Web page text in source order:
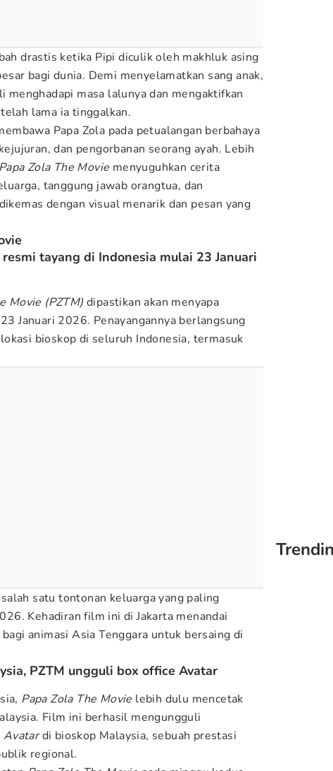
drastis ketika Pipi diculik oleh makhluk asing
bagi dunia. Demi menyelamatkan sang anak,
menghadapi masa lalunya dan mengaktifkan
lama ia tinggalkan.
Papa Zola pada petualangan berbahaya
dan pengorbanan seorang ayah. Lebih
Papa Zola The Movie menyuguhkan cerita
tanggung jawab orangtua, dan
dengan visual menarik dan pesan yang
tayang di Indonesia mulai 23 Januari
Movie (PZTM) dipastikan akan menyapa
Januari 2026. Penayangannya berlangsung
bioskop di seluruh Indonesia, termasuk
satu tontonan keluarga yang paling
Kehadiran film ini di Jakarta menandai
animasi Asia Tenggara untuk bersaing di
PZTM ungguli box office Avatar
Papa Zola The Movie lebih dulu mencetak
Film ini berhasil mengungguli
Avatardi bioskop Malaysia, sebuah prestasi
regional.